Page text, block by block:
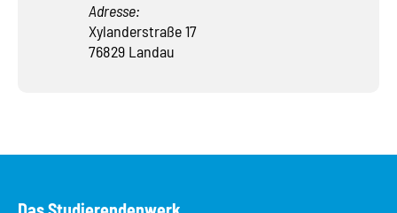
Adresse:
Xylanderstraße 17
76829 Landau